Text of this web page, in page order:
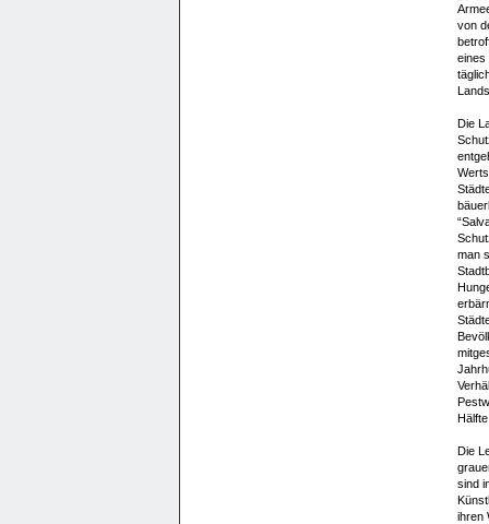
von
eines
Die
man
Die
sind
ihren